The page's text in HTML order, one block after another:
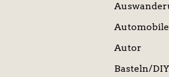
Automobile
Autor
Basteln/DIY